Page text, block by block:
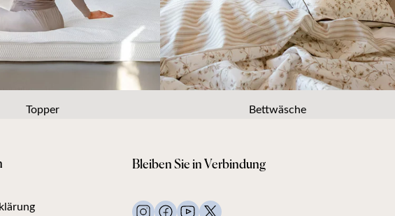
Topper Bettwäsche
Bleiben Sie in Verbindung